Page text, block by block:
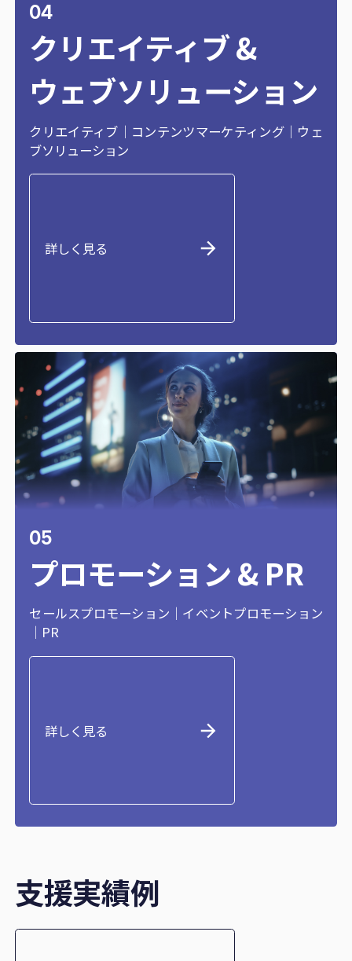
04
クリエイティブ &
ウェブソリューション​
クリエイティブ｜コンテンツマーケティング｜ウェ
ブソリューション
詳しく見る
05
プロモーション & PR
セールスプロモーション｜イベントプロモーション
｜PR
詳しく見る
支援実績例